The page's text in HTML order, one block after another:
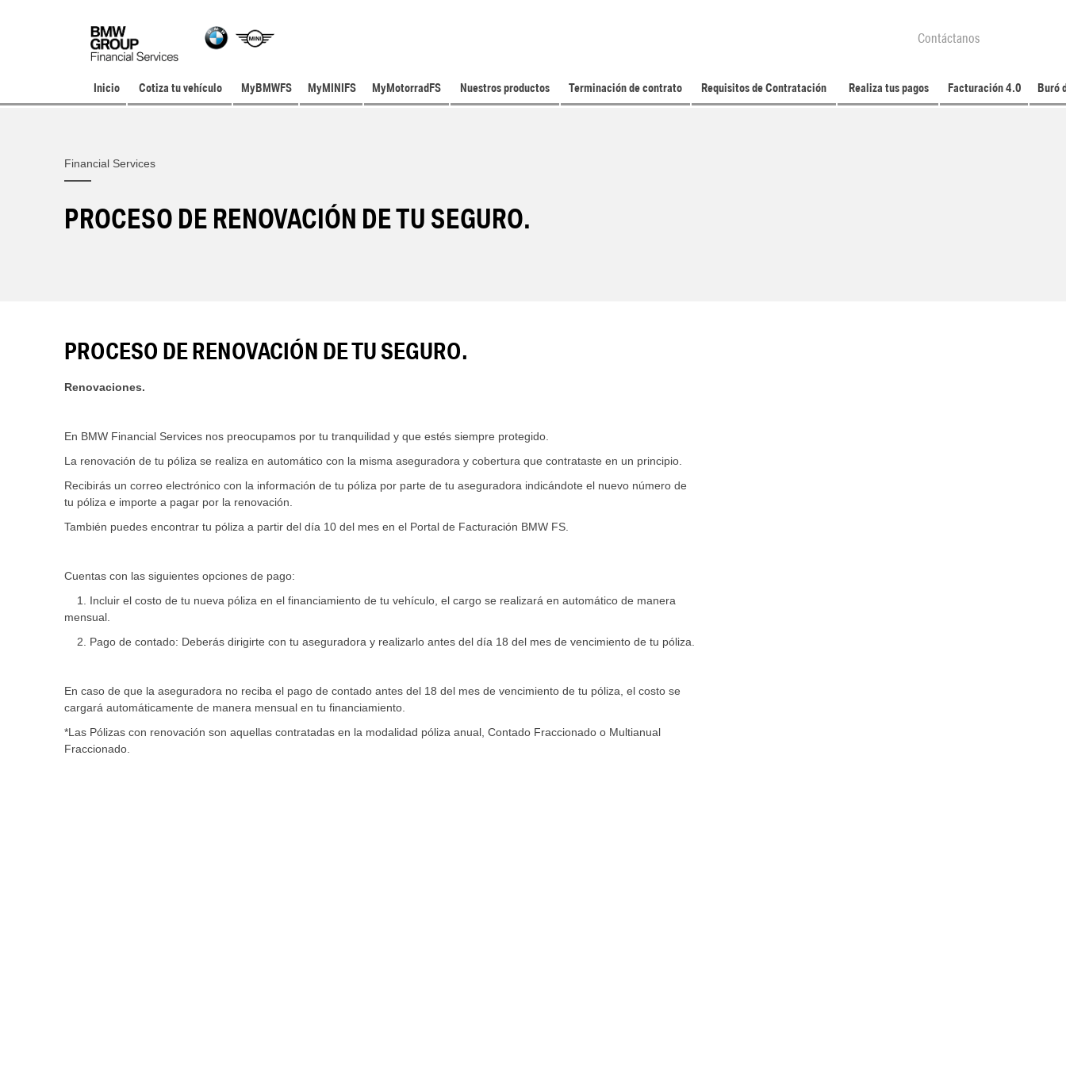
Contáctanos
Inicio Cotiza tu vehículo MyBMWFS MyMINIFS MyMotorradFS Nuestros productos Terminación de contrato Requisitos de Contratación Realiza tus pagos Facturación 4.0 Buró
Financial Services
PROCESO DE RENOVACIÓN DE TU SEGURO.
PROCESO DE RENOVACIÓN DE TU SEGURO.
Renovaciones.
En BMW Financial Services nos preocupamos por tu tranquilidad y que estés siempre protegido.
La renovación de tu póliza se realiza en automático con la misma aseguradora y cobertura que contrataste en un principio.
Recibirás un correo electrónico con la información de tu póliza por parte de tu aseguradora indicándote el nuevo número de
tu póliza e importe a pagar por la renovación.
También puedes encontrar tu póliza a partir del día 10 del mes en el Portal de Facturación BMW FS.
Cuentas con las siguientes opciones de pago:
1. Incluir el costo de tu nueva póliza en el financiamiento de tu vehículo, el cargo se realizará en automático de manera
mensual.
2. Pago de contado: Deberás dirigirte con tu aseguradora y realizarlo antes del día 18 del mes de vencimiento de tu póliza.
En caso de que la aseguradora no reciba el pago de contado antes del 18 del mes de vencimiento de tu póliza, el costo se
cargará automáticamente de manera mensual en tu financiamiento.
*Las Pólizas con renovación son aquellas contratadas en la modalidad póliza anual, Contado Fraccionado o Multianual
Fraccionado.